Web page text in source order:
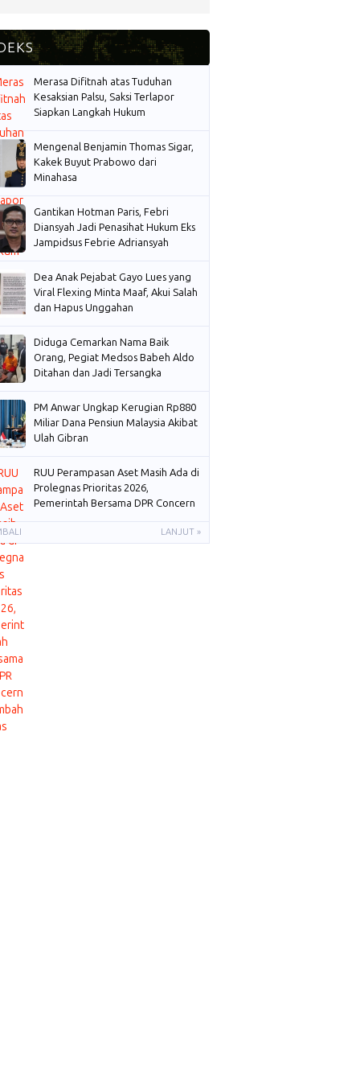
Merasa Difitnah atas Tuduhan
Kesaksian Palsu, Saksi Terlapor
Siapkan Langkah Hukum
Mengenal Benjamin Thomas Sigar,
Kakek Buyut Prabowo dari
Minahasa
Gantikan Hotman Paris, Febri
Diansyah Jadi Penasihat Hukum Eks
Jampidsus Febrie Adriansyah
Dea Anak Pejabat Gayo Lues yang
Viral Flexing Minta Maaf, Akui Salah
dan Hapus Unggahan
Diduga Cemarkan Nama Baik
Orang, Pegiat Medsos Babeh Aldo
Ditahan dan Jadi Tersangka
PM Anwar Ungkap Kerugian Rp880
Miliar Dana Pensiun Malaysia Akibat
Ulah Gibran
RUU Perampasan Aset Masih Ada di
Prolegnas Prioritas 2026,
Pemerintah Bersama DPR Concern
LANJUT »